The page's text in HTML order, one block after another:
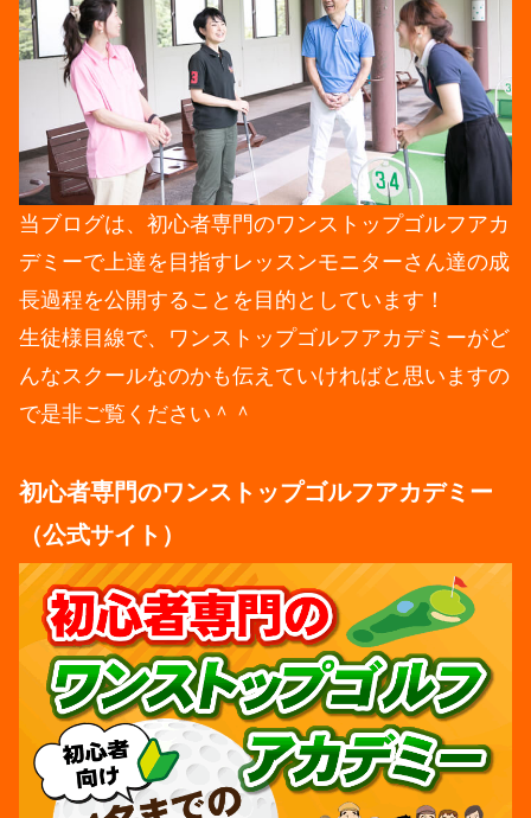
当ブログは、初心者専門のワンストップゴルフアカ
デミーで上達を目指すレッスンモニターさん達の成
長過程を公開することを目的としています！
生徒様目線で、ワンストップゴルフアカデミーがど
んなスクールなのかも伝えていければと思いますの
で是非ご覧ください＾＾
初心者専門のワンストップゴルフアカデミー
（公式サイト）